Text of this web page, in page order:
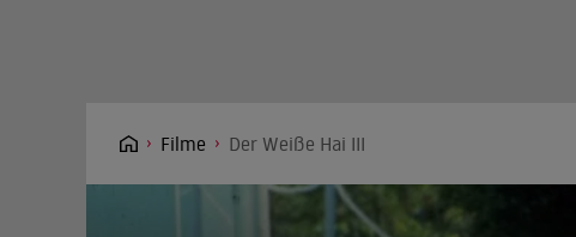
Filme Der Weiße Hai III